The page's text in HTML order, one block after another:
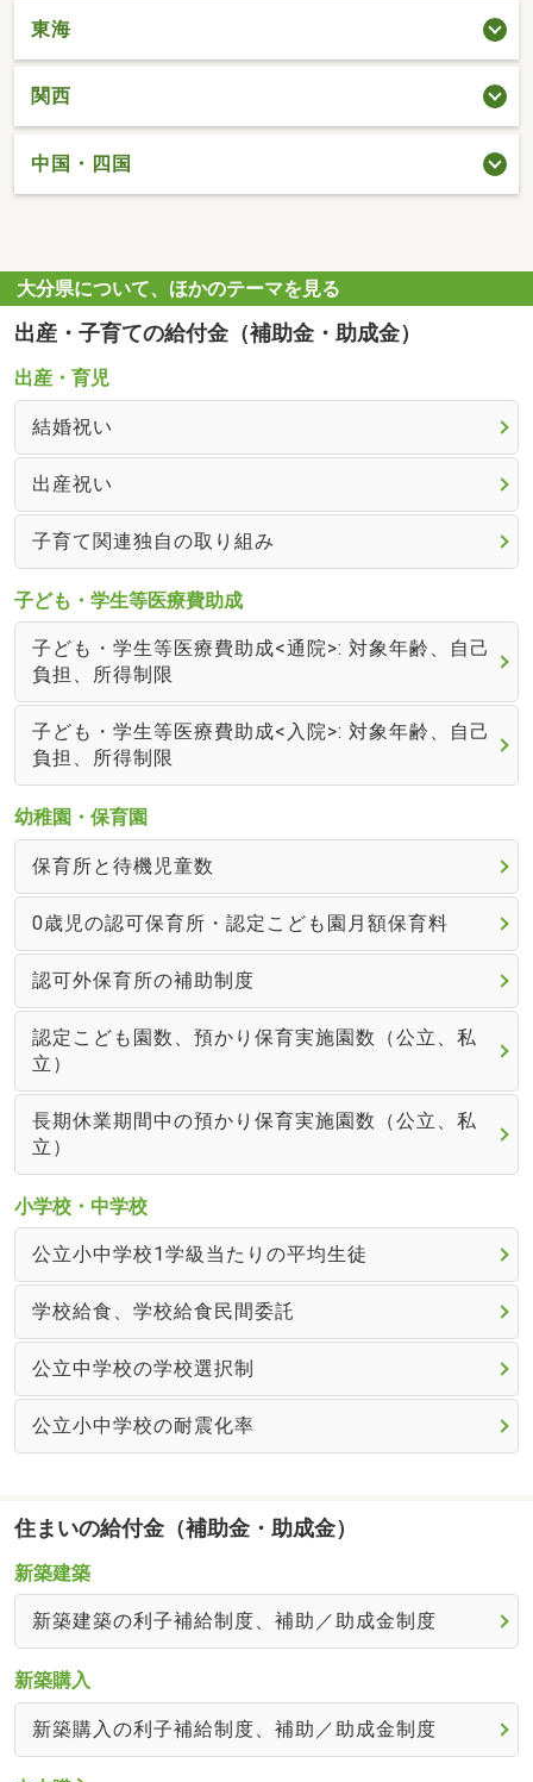
東海
関西
中国・四国
大分県について、ほかのテーマを見る
出産・子育ての給付金（補助金・助成金）
出産・育児
結婚祝い
出産祝い
子育て関連独自の取り組み
子ども・学生等医療費助成
子ども・学生等医療費助成<通院>: 対象年齢、自己
負担、所得制限
子ども・学生等医療費助成<入院>: 対象年齢、自己
負担、所得制限
幼稚園・保育園
保育所と待機児童数
0歳児の認可保育所・認定こども園月額保育料
認可外保育所の補助制度
認定こども園数、預かり保育実施園数（公立、私
立）
長期休業期間中の預かり保育実施園数（公立、私
立）
小学校・中学校
公立小中学校1学級当たりの平均生徒
学校給食、学校給食民間委託
公立中学校の学校選択制
公立小中学校の耐震化率
住まいの給付金（補助金・助成金）
新築建築
新築建築の利子補給制度、補助／助成金制度
新築購入
新築購入の利子補給制度、補助／助成金制度